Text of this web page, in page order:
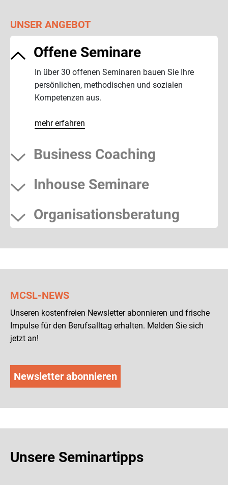
UNSER ANGEBOT
Offene Seminare
In über 30 offenen Seminaren bauen Sie Ihre
persönlichen, methodischen und sozialen
Kompetenzen aus.
mehr erfahren
Business Coaching
Inhouse Seminare
Organisationsberatung
MCSL-NEWS
Unseren kostenfreien Newsletter abonnieren und frische
Impulse für den Berufsalltag erhalten. Melden Sie sich
jetzt an!
Newsletter abonnieren
Unsere Seminartipps